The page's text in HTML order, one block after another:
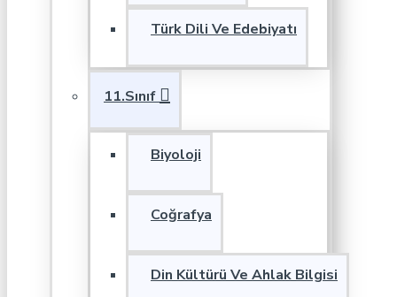
Türk Dili Ve Edebiyatı
11.Sınıf
Biyoloji
Coğrafya
Din Kültürü Ve Ahlak Bilgisi